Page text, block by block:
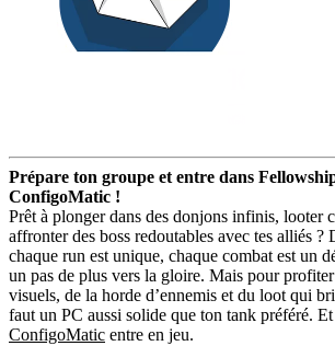
Prépare ton groupe et entre dans
ConfigoMatic !
Prêt à plonger dans des donjons infinis, looter
affronter des boss redoutables avec tes alliés ?
chaque run est unique, chaque combat est un
un pas de plus vers la gloire. Mais pour
visuels, de la horde d’ennemis et du loot qui
faut un PC aussi solide que ton tank préféré. Et
ConfigoMatic entre en jeu.